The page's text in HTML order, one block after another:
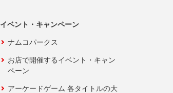
イベント・キャンペーン
ナムコパークス
お店で開催するイベント・キャン
ペーン
アーケードゲーム 各タイトルの大